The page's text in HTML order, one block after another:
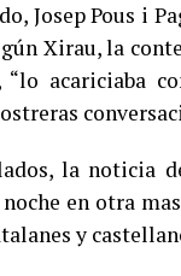
Josep Pous i
Xirau, la
acariciaba
la noticia
en otra
y